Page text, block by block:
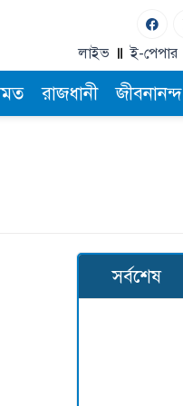
লাইভ ই-পেপার
রাজধানী জীবনানন্দ
সর্বশেষ